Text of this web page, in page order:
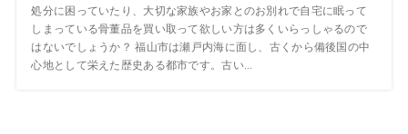
処分に困っていたり、大切な家族やお家とのお別れで自宅に眠って
しまっている骨董品を買い取って欲しい方は多くいらっしゃるので
はないでしょうか？ 福山市は瀬戸内海に面し、古くから備後国の中
心地として栄えた歴史ある都市です。古い...